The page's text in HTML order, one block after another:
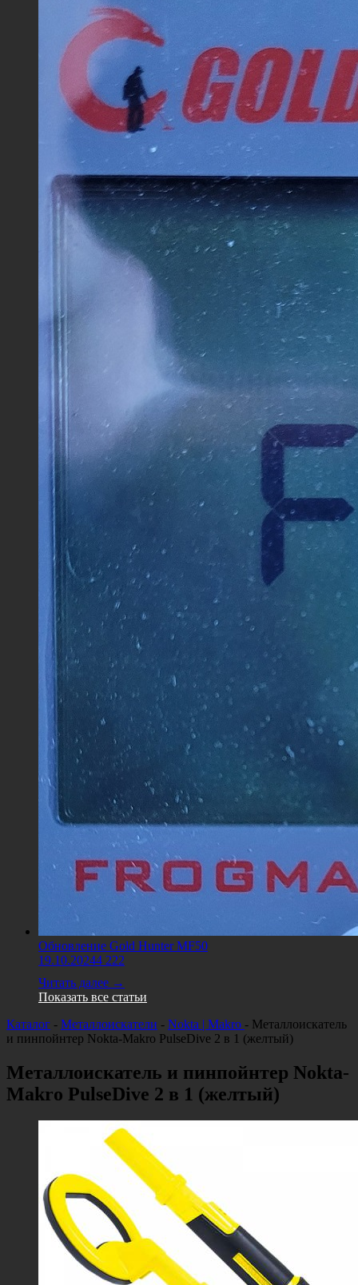
Обновление Gold Hunter MF50
19.10.20244 222
Читать далее →
Показать все статьи
Каталог - Металлоискатели - Nokta | Makro - Металлоискатель
и пинпойнтер Nokta-Makro PulseDive 2 в 1 (желтый)
Металлоискатель и пинпойнтер Nokta-
Makro PulseDive 2 в 1 (желтый)